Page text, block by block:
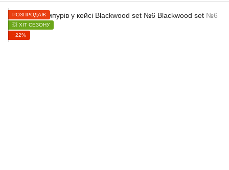
РОЗПРОДАЖ
💥 ХІТ СЕЗОНУ
−22%